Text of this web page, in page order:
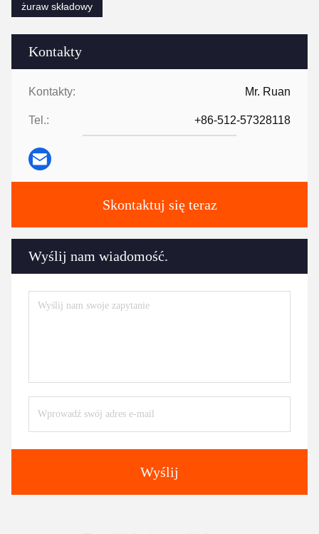
Kontakty
Kontakty: Mr. Ruan
Tel.: +86-512-57328118
Skontaktuj się teraz
Wyślij nam wiadomość.
Wyślij
żuraw składowy